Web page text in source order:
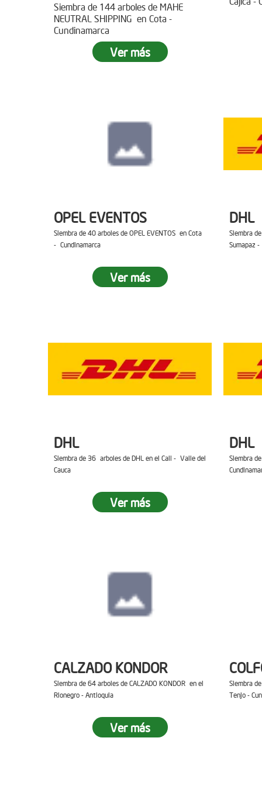
Siembra de 144 arboles de MAHE
NEUTRAL SHIPPING en Cota -
Cundinamarca
Ver más
OPEL EVENTOS
Siembra de 40 arboles de OPEL EVENTOS en Cota
- Cundinamarca
Ver más
DHL
Siembra
Sumapaz
DHL
Siembra de 36 arboles de DHL en el Cali - Valle del
Cauca
Ver más
DHL
Siembra
CALZADO KONDOR
Siembra de 64 arboles de CALZADO KONDOR en el
Rionegro - Antioquia
Ver más
Siembra
Tenjo -